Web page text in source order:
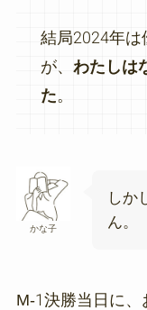
結局2024年は
が、 わたしは
た。
かな子
しか
ん。
M-1決勝当日に